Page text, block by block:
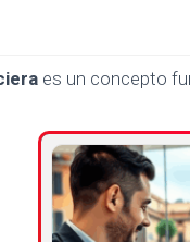
es un concepto